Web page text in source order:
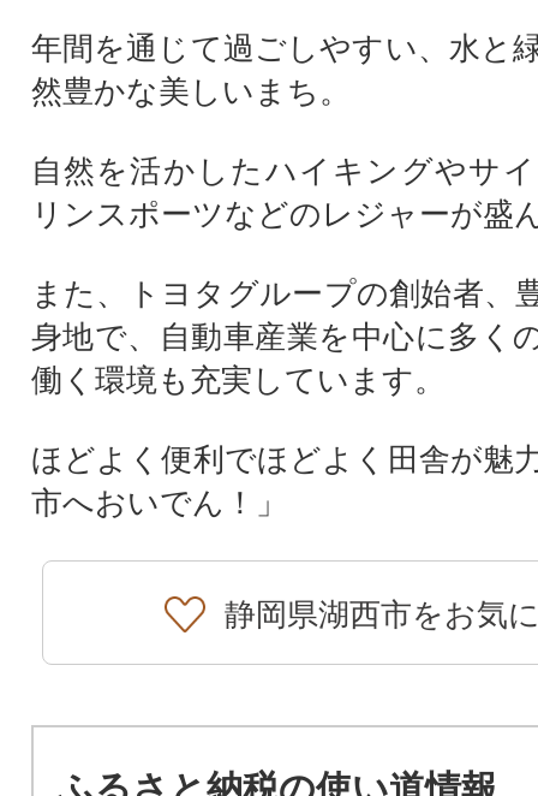
年間を通じて過ごしやすい、水と
然豊かな美しいまち。
自然を活かしたハイキングやサ
リンスポーツなどのレジャーが盛
また、トヨタグループの創始者、
身地で、自動車産業を中心に多く
働く環境も充実しています。
ほどよく便利でほどよく田舎が魅
市へおいでん！」
静岡県湖西市をお気